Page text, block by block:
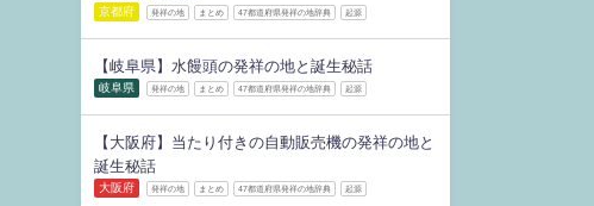
京都府 発祥の地 まとめ 47都道府県発祥の地辞典 起源
【岐阜県】水饅頭の発祥の地と誕生秘話
岐阜県 発祥の地 まとめ 47都道府県発祥の地辞典 起源
【大阪府】当たり付きの自動販売機の発祥の地と
誕生秘話
大阪府 発祥の地 まとめ 47都道府県発祥の地辞典 起源